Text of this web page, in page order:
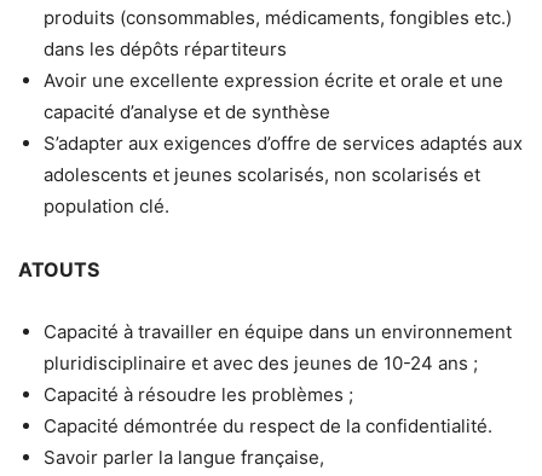
produits (consommables, médicaments, fongibles etc.)
dans les dépôts répartiteurs
Avoir une excellente expression écrite et orale et une
capacité d’analyse et de synthèse
S’adapter aux exigences d’offre de services adaptés aux
adolescents et jeunes scolarisés, non scolarisés et
population clé.
ATOUTS
Capacité à travailler en équipe dans un environnement
pluridisciplinaire et avec des jeunes de 10-24 ans ;
Capacité à résoudre les problèmes ;
Capacité démontrée du respect de la confidentialité.
Savoir parler la langue française,